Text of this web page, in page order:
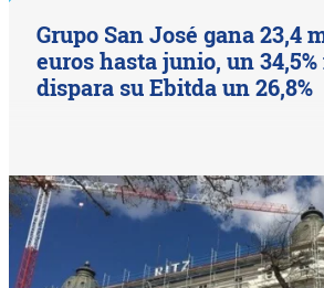
Grupo San José gana 23,4
euros hasta junio, un
dispara su Ebitda un 26,8%